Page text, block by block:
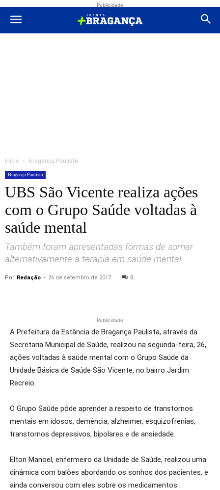
Publicidade
Início Bragança Paulista
Bragança Paulista
UBS São Vicente realiza ações
com o Grupo Saúde voltadas à
saúde mental
Também foram apresentadas formas de somar
alternativamente a terapia em saúde mental.
Por Redação - 26 de setembro de 2017 0
Publicidade
A Prefeitura da Estância de Bragança Paulista, através da
Secretaria Municipal de Saúde, realizou na segunda-feira, 26,
ações voltadas à saúde mental com o Grupo Saúde da
Unidade Básica de Saúde São Vicente, no bairro Jardim
Recreio.
O Grupo Saúde pôde aprender a respeito de transtornos
mentais em idosos, demência, alzheimer, esquizofrenias,
transtornos depressivos, bipolares e de ansiedade.
Elton Manoel, enfermeiro da Unidade de Saúde, realizou uma
dinâmica com balões abordando os sonhos dos pacientes, e
ainda conversou com eles sobre os medicamentos